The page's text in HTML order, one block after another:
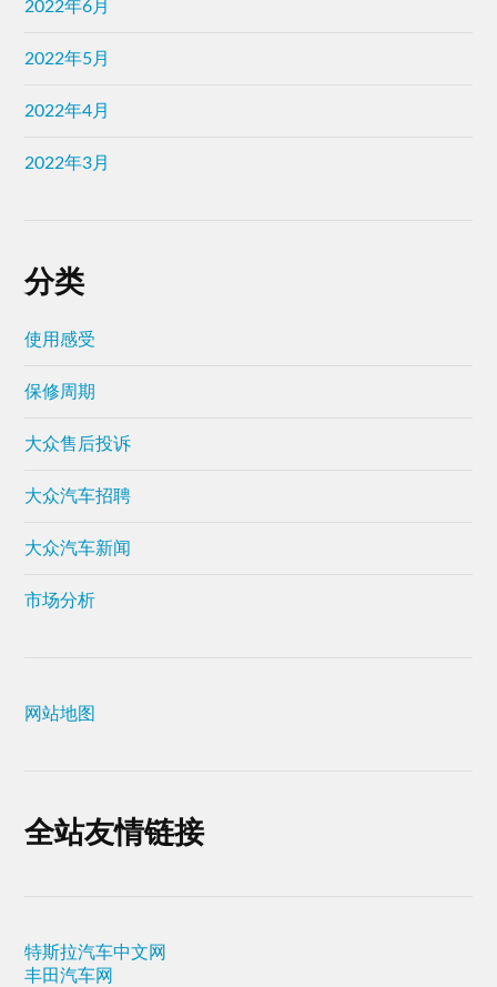
2022年6月
2022年5月
2022年4月
2022年3月
分类
使用感受
保修周期
大众售后投诉
大众汽车招聘
大众汽车新闻
市场分析
网站地图
全站友情链接
特斯拉汽车中文网
丰田汽车网